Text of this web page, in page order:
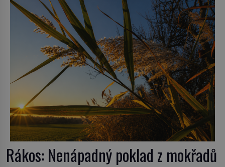
poplatníky stojí miliardy dolarů. Na druhou stranu
zvládnou jen představitelné věci. Na malé kousky
Název: Columbia První […]
Rákos: Nenápadný poklad z mokřadů